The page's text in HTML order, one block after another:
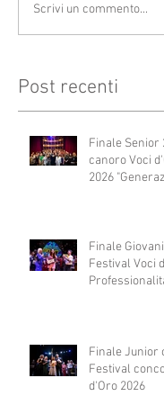
Scrivi un commento...
Post recenti
Finale Senior
canoro Voci
2026
Finale
Festival Voci
Finale Junior
Festival
d'Oro 2026